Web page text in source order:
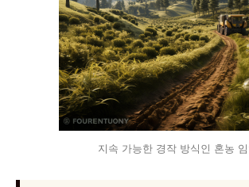
지속 가능한 경작 방식인 혼농 임